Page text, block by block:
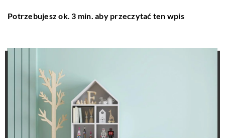
Potrzebujesz ok. 3 min. aby przeczytać ten wpis